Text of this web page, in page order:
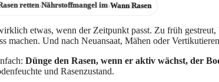
retten›Nährstoffmangel im›Wann Rasen
etwas, wenn der Zeitpunkt passt. Zu früh
machen. Und nach Neuansaat, Mähen oder
Dünge den Rasen, wenn er aktiv wächst, der
und Rasenzustand.